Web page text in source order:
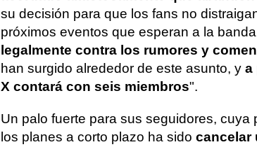
su decisión para que los fans no
próximos eventos que esperan a la
legalmente contra los rumores y
han surgido alrededor de este asunto, y a
X contará con seis miembros".
Un palo fuerte para sus seguidores, cuya
los planes a corto plazo ha sido cancelar